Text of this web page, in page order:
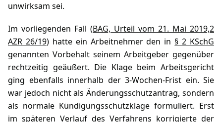
unwirksam sei.
Im vorliegenden Fall (BAG, Urteil vom 21. Mai 2019,2
AZR 26/19) hatte ein Arbeitnehmer den in § 2 KSchG
genannten Vorbehalt seinem Arbeitgeber gegenüber
rechtzeitig geäußert. Die Klage beim Arbeitsgericht
ging ebenfalls innerhalb der 3-Wochen-Frist ein. Sie
war jedoch nicht als Änderungsschutzantrag, sondern
als normale Kündigungsschutzklage formuliert. Erst
im späteren Verlauf des Verfahrens korrigierte der